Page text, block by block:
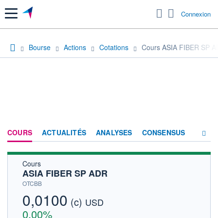
Menu Connexion
Bourse Actions Cotations Cours ASIA FIBER SP
COURS ACTUALITÉS ANALYSES CONSENSUS
Cours
ASIA FIBER SP ADR
OTCBB
0,0100 (c) USD
0,00%